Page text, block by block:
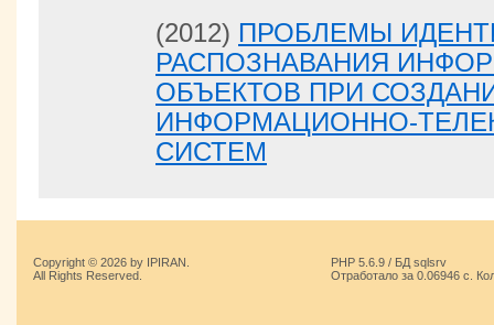
(2012) ПРОБЛЕМЫ
РАСПОЗНАВАНИЯ
ОБЪЕКТОВ ПРИ
ИНФОРМАЦИОННО-
СИСТЕМ
Copyright © 2026 by IPIRAN.
All Rights Reserved.
PHP 5.6.9 / БД sqlsrv
Отработало за 0.06946 с.